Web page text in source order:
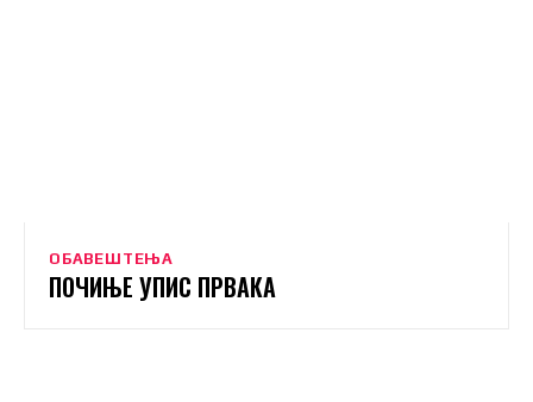
ОБАВЕШТЕЊА
ПОЧИЊЕ УПИС ПРВАКА